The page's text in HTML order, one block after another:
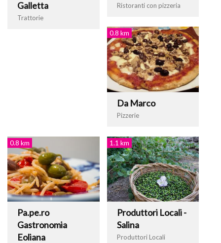
Galletta
Trattorie
Ristoranti con pizzeria
0.8 km
Da Marco
Pizzerie
0.8 km
Pa.pe.ro
Gastronomia
Eoliana
1.1 km
Produttori Locali -
Salina
Produttori Locali